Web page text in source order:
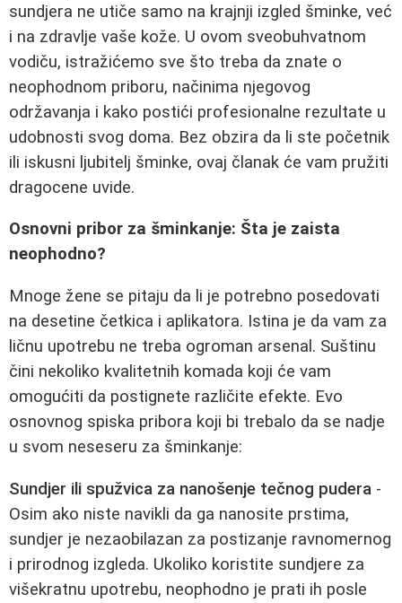
sundjera ne utiče samo na krajnji izgled šminke, već
i na zdravlje vaše kože. U ovom sveobuhvatnom
vodiču, istražićemo sve što treba da znate o
neophodnom priboru, načinima njegovog
održavanja i kako postići profesionalne rezultate u
udobnosti svog doma. Bez obzira da li ste početnik
ili iskusni ljubitelj šminke, ovaj članak će vam pružiti
dragocene uvide.
Osnovni pribor za šminkanje: Šta je zaista
neophodno?
Mnoge žene se pitaju da li je potrebno posedovati
na desetine četkica i aplikatora. Istina je da vam za
ličnu upotrebu ne treba ogroman arsenal. Suštinu
čini nekoliko kvalitetnih komada koji će vam
omogućiti da postignete različite efekte. Evo
osnovnog spiska pribora koji bi trebalo da se nadje
u svom neseseru za šminkanje:
Sundjer ili spužvica za nanošenje tečnog pudera -
Osim ako niste navikli da ga nanosite prstima,
sundjer je nezaobilazan za postizanje ravnomernog
i prirodnog izgleda. Ukoliko koristite sundjere za
višekratnu upotrebu, neophodno je prati ih posle